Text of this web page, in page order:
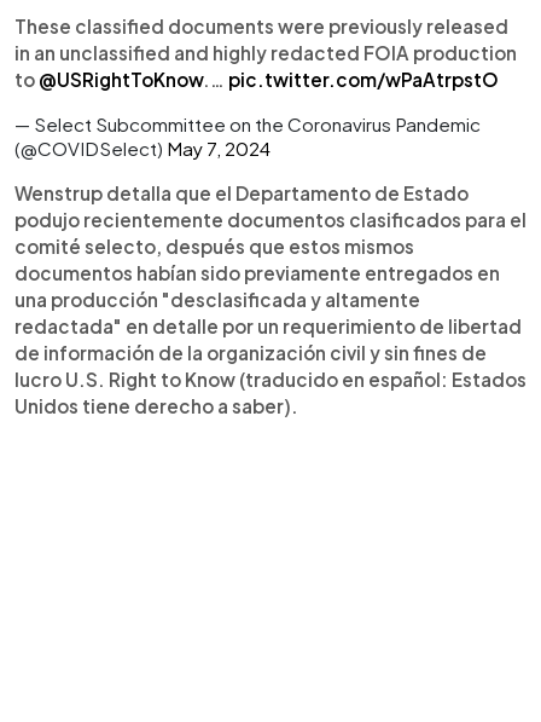
These classified documents were previously released
in an unclassified and highly redacted FOIA production
to @USRightToKnow.… pic.twitter.com/wPaAtrpstO
— Select Subcommittee on the Coronavirus Pandemic
(@COVIDSelect) May 7, 2024
Wenstrup detalla que el Departamento de Estado
podujo recientemente documentos clasificados para el
comité selecto, después que estos mismos
documentos habían sido previamente entregados en
una producción "desclasificada y altamente
redactada" en detalle por un requerimiento de libertad
de información de la organización civil y sin fines de
lucro U.S. Right to Know (traducido en español: Estados
Unidos tiene derecho a saber).